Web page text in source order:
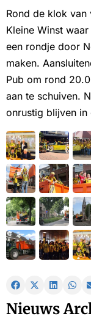
Rond de klok
Kleine Winst
een rondje door
maken.
Pub om rond
aan te schuiven.
onrustig blijven in
Nieuws